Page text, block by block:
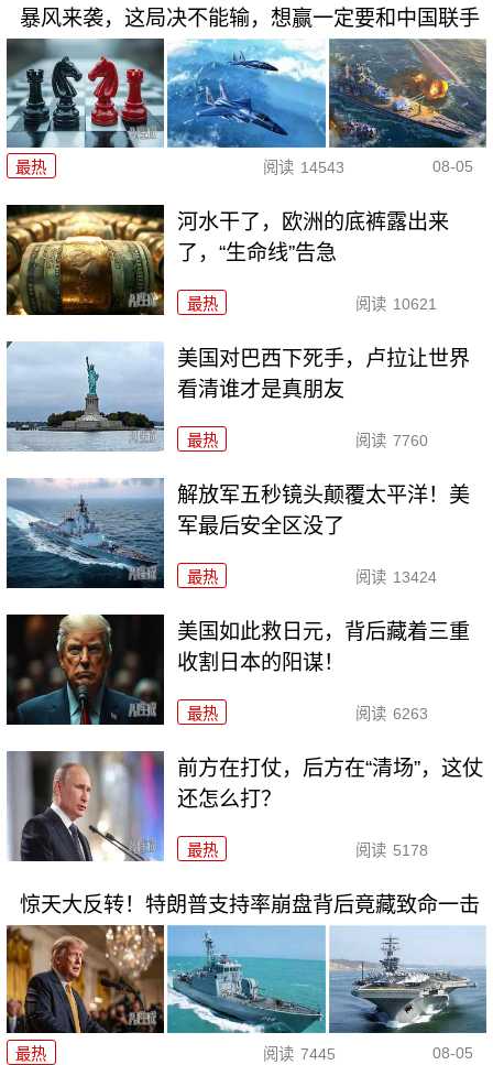
暴风来袭，这局决不能输，想赢一定要和中国联手
最热 阅读 14543 08-05
河水干了，欧洲的底裤露出来
了，“生命线”告急
最热 阅读 10621
美国对巴西下死手，卢拉让世界
看清谁才是真朋友
最热 阅读 7760
解放军五秒镜头颠覆太平洋！美
军最后安全区没了
最热 阅读 13424
美国如此救日元，背后藏着三重
收割日本的阳谋！
最热 阅读 6263
前方在打仗，后方在“清场”，这仗
还怎么打？
最热 阅读 5178
惊天大反转！特朗普支持率崩盘背后竟藏致命一击
最热 阅读 7445 08-05